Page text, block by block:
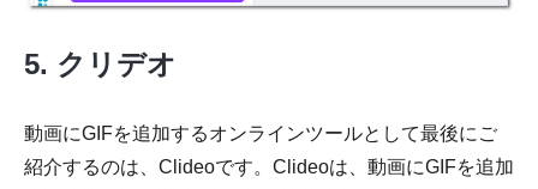
5. クリデオ
動画にGIFを追加するオンラインツールとして最後にご
紹介するのは、Clideoです。Clideoは、動画にGIFを追加